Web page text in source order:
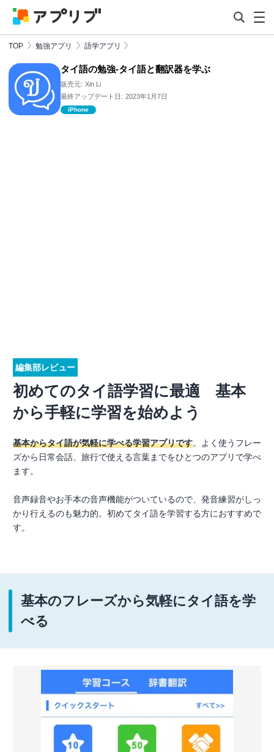
TOP 勉強アプリ 語学アプリ
タイ語の勉強-タイ語と翻訳器を学ぶ
販売元: Xin Li
最終アップデート日: 2023年1月7日
iPhone
編集部レビュー
初めてのタイ語学習に最適 基本
から手軽に学習を始めよう
基本からタイ語が気軽に学べる学習アプリです。よく使うフレー
ズから日常会話、旅行で使える言葉までをひとつのアプリで学べ
ます。
音声録音やお手本の音声機能がついているので、発音練習がしっ
かり行えるのも魅力的。初めてタイ語を学習する方におすすめで
す。
基本のフレーズから気軽にタイ語を学
べる